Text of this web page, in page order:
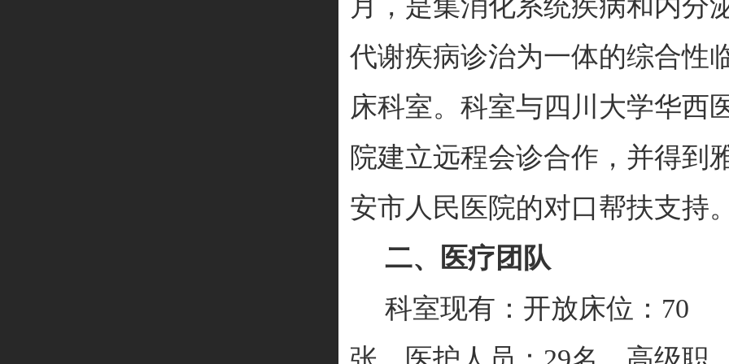
月，是集消化系统疾病和内分
代谢疾病诊治为一体的综合性
床科室。科室与四川大学华西
院建立远程会诊合作，并得到
安市人民医院的对口帮扶支持。
二、
医疗团队
科室现有：开放床位： 70